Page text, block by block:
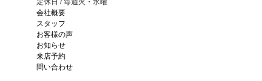
定休日 / 毎週火・水曜
会社概要
スタッフ
お客様の声
お知らせ
来店予約
問い合わせ